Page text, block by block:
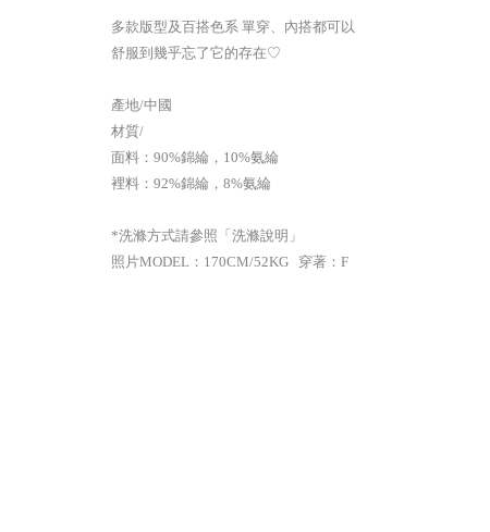
多款版型及百搭色系 單穿、內搭都可以
舒服到幾乎忘了它的存在♡
產地/中國
材質/
面料：90%錦綸，10%氨綸
裡料：92%錦綸，8%氨綸
*洗滌方式請參照「洗滌說明」
照片MODEL：170CM/52KG 穿著：F